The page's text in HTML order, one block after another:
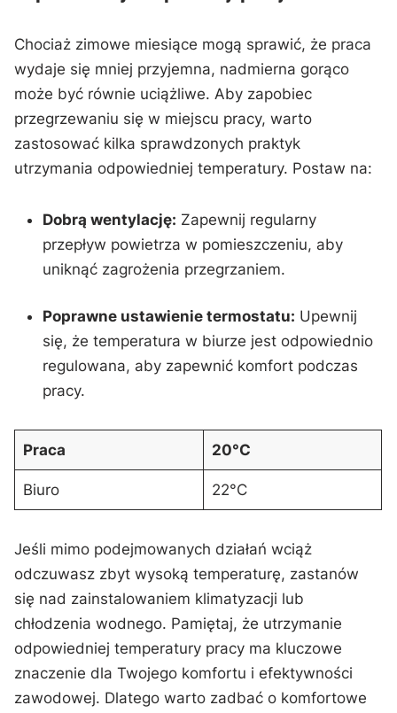
Chociaż zimowe miesiące ⁢mogą sprawić, że praca
wydaje się mniej przyjemna, nadmierna gorąco
może być równie uciążliwe. Aby zapobiec
przegrzewaniu⁤ się w miejscu pracy, warto
zastosować kilka‌ sprawdzonych praktyk‌
utrzymania odpowiedniej temperatury. Postaw na:
Dobrą wentylację: Zapewnij regularny
przepływ powietrza w pomieszczeniu, ⁣aby
uniknąć zagrożenia przegrzaniem.
Poprawne​ ustawienie ⁤termostatu: Upewnij
się, że temperatura w biurze jest odpowiednio ​
regulowana, aby zapewnić komfort podczas
pracy.
Praca 20°C
Biuro 22°C
Jeśli mimo podejmowanych działań wciąż
odczuwasz zbyt ‌wysoką temperaturę, zastanów
się nad zainstalowaniem⁣ klimatyzacji lub
chłodzenia wodnego. Pamiętaj, że utrzymanie
odpowiedniej⁤ temperatury pracy ma kluczowe
znaczenie ‌dla Twojego komfortu⁣ i efektywności
zawodowej. ‍Dlatego warto zadbać o ​komfortowe